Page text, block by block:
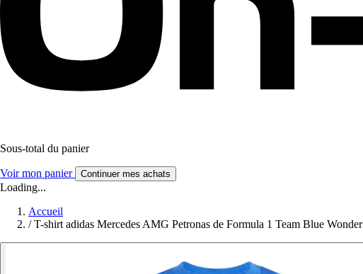
Sous-total du panier
Voir mon panier Continuer mes achats
Loading...
Accueil
/ T-shirt adidas Mercedes AMG Petronas de Formula 1 Team Blue Wonder